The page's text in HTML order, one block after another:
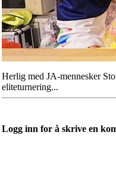
Herlig med JA-mennesker
eliteturnering...
Logg inn for å skrive en